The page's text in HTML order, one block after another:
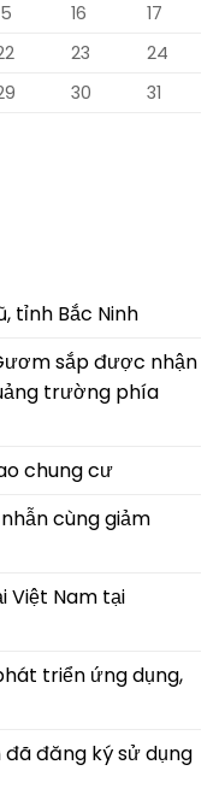
16
17
23
24
30 31
tỉnh Bắc Ninh
sắp được nhận
trường phía
chung cư
cùng giảm
Việt Nam tại
triển ứng dụng,
đã đăng ký sử dụng